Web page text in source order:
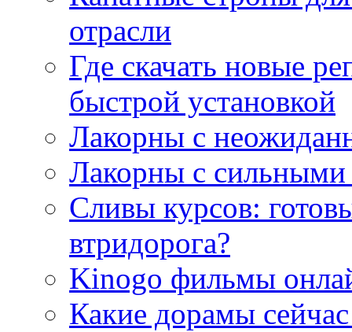
отрасли
Где скачать новые
быстрой установкой
Лакорны с
Лакорны с сильными
Сливы курсов:
втридорога?
Kinogo фильмы
Какие дорамы